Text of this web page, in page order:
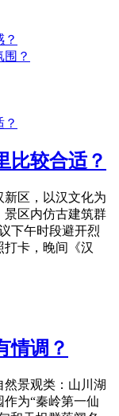
？
比较合适？
新区，以汉文化为
景区内仿古建筑群
下午时段避开烈
打卡，晚间《汉
情调？
景观类：山川湖
为“秦岭第一仙